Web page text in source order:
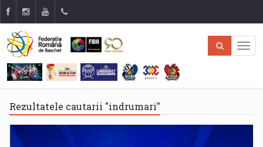
Rezultatele cautarii "indrumari"